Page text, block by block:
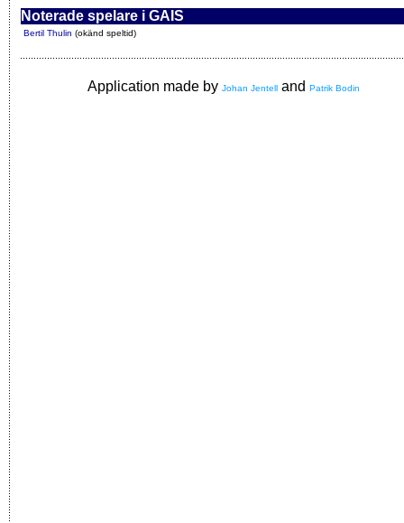
Noterade spelare i GAIS
Bertil Thulin (okänd speltid)
Application made by Johan Jentell and Patrik Bodin